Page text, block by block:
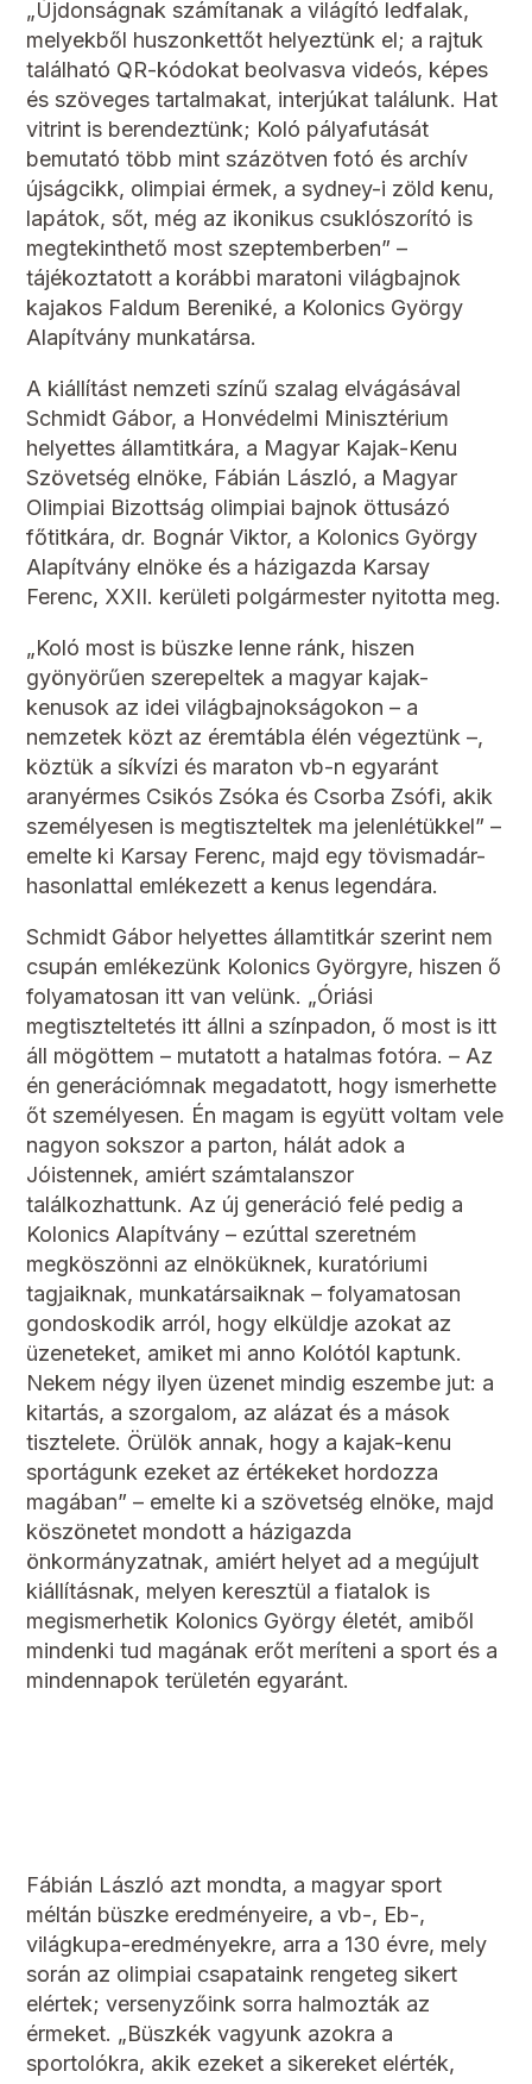
„Újdonságnak számítanak a világító ledfalak,
melyekből huszonkettőt helyeztünk el; a rajtuk
található QR-kódokat beolvasva videós, képes
és szöveges tartalmakat, interjúkat találunk. Hat
vitrint is berendeztünk; Koló pályafutását
bemutató több mint százötven fotó és archív
újságcikk, olimpiai érmek, a sydney-i zöld kenu,
lapátok, sőt, még az ikonikus csuklószorító is
megtekinthető most szeptemberben” –
tájékoztatott a korábbi maratoni világbajnok
kajakos Faldum Bereniké, a Kolonics György
Alapítvány munkatársa.
A kiállítást nemzeti színű szalag elvágásával
Schmidt Gábor, a Honvédelmi Minisztérium
helyettes államtitkára, a Magyar Kajak-Kenu
Szövetség elnöke, Fábián László, a Magyar
Olimpiai Bizottság olimpiai bajnok öttusázó
főtitkára, dr. Bognár Viktor, a Kolonics György
Alapítvány elnöke és a házigazda Karsay
Ferenc, XXII. kerületi polgármester nyitotta meg.
„Koló most is büszke lenne ránk, hiszen
gyönyörűen szerepeltek a magyar kajak-
kenusok az idei világbajnokságokon – a
nemzetek közt az éremtábla élén végeztünk –,
köztük a síkvízi és maraton vb-n egyaránt
aranyérmes Csikós Zsóka és Csorba Zsófi, akik
személyesen is megtiszteltek ma jelenlétükkel” –
emelte ki Karsay Ferenc, majd egy tövismadár-
hasonlattal emlékezett a kenus legendára.
Schmidt Gábor helyettes államtitkár szerint nem
csupán emlékezünk Kolonics Györgyre, hiszen ő
folyamatosan itt van velünk. „Óriási
megtiszteltetés itt állni a színpadon, ő most is itt
áll mögöttem – mutatott a hatalmas fotóra. – Az
én generációmnak megadatott, hogy ismerhette
őt személyesen. Én magam is együtt voltam vele
nagyon sokszor a parton, hálát adok a
Jóistennek, amiért számtalanszor
találkozhattunk. Az új generáció felé pedig a
Kolonics Alapítvány – ezúttal szeretném
megköszönni az elnöküknek, kuratóriumi
tagjaiknak, munkatársaiknak – folyamatosan
gondoskodik arról, hogy elküldje azokat az
üzeneteket, amiket mi anno Kolótól kaptunk.
Nekem négy ilyen üzenet mindig eszembe jut: a
kitartás, a szorgalom, az alázat és a mások
tisztelete. Örülök annak, hogy a kajak-kenu
sportágunk ezeket az értékeket hordozza
magában” – emelte ki a szövetség elnöke, majd
köszönetet mondott a házigazda
önkormányzatnak, amiért helyet ad a megújult
kiállításnak, melyen keresztül a fiatalok is
megismerhetik Kolonics György életét, amiből
mindenki tud magának erőt meríteni a sport és a
mindennapok területén egyaránt.
Fábián László azt mondta, a magyar sport
méltán büszke eredményeire, a vb-, Eb-,
világkupa-eredményekre, arra a 130 évre, mely
során az olimpiai csapataink rengeteg sikert
elértek; versenyzőink sorra halmozták az
érmeket. „Büszkék vagyunk azokra a
sportolókra, akik ezeket a sikereket elérték,